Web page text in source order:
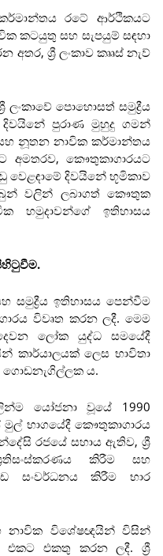
රටේ ආර්ථිකයට
කටයුතු සහ සැපයුම් සඳහා
අතර, ශ්‍රී ලංකාව කෲස් නැව්
ලංකාවේ පොහොසත් සමුද්‍රීය
දිවයිනේ පුරාණ මුහුදු ගමන්
සහ නූතන නාවික කර්මාන්තය
අමතරව, කෞතුකාගාරයට
දිවයිනේ භූමිකාව
වලින් ලබාගත් කෞතුක
හමුදාවන්ගේ ඉතිහාසය
සමුද්‍රීය ඉතිහාසය පෙන්වීම
විවෘත කරන ලදී. මෙම
ලෝක යුද්ධ සමයේදී
කාර්යාලයක් ලෙස භාවිතා
ගොඩනැගිල්ලක ය.
යෝජනා වූයේ 1990
භාගයේදී කෞතුකාගාරය
රජයේ සහාය ඇතිව, ශ්‍රී
කිරීම සහ
සංවර්ධනය කිරීම භාර
නාවික විශේෂඥයින් විසින්
එකට එකතු කරන ලදී. ශ්‍රී